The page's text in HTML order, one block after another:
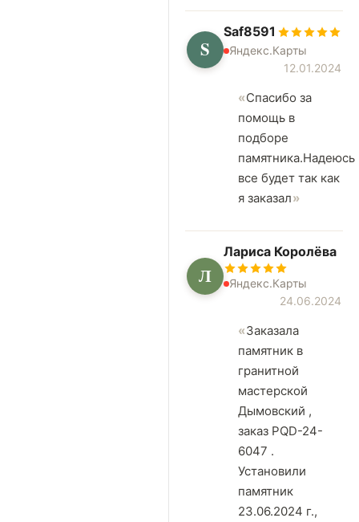
S
Saf8591
Яндекс.Карты
12.01.2024
Спасибо за
помощь в
подборе
памятника.Надеюсь
все будет так как
я заказал
Л
Лариса Королёва
Яндекс.Карты
24.06.2024
Заказала
памятник в
гранитной
мастерской
Дымовский ,
заказ PQD-24-
6047 .
Установили
памятник
23.06.2024 г.,